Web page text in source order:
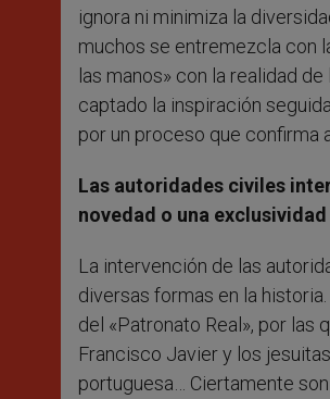
ignora ni minimiza la
muchos se entremezcla con
las manos» con la realidad
captado la inspiración
por un proceso que confirma
Las autoridades civiles
novedad o una
La intervención de las
diversas formas en la
del «Patronato Real», por las
Francisco Javier y los
portuguesa… Ciertamente